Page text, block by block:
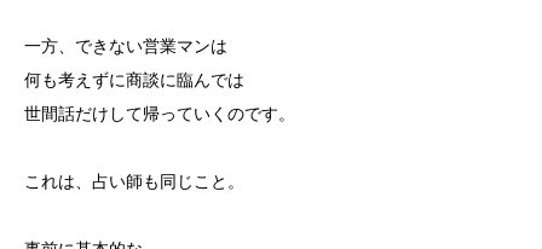
一方、できない営業マンは
何も考えずに商談に臨んでは
世間話だけして帰っていくのです。
これは、占い師も同じこと。